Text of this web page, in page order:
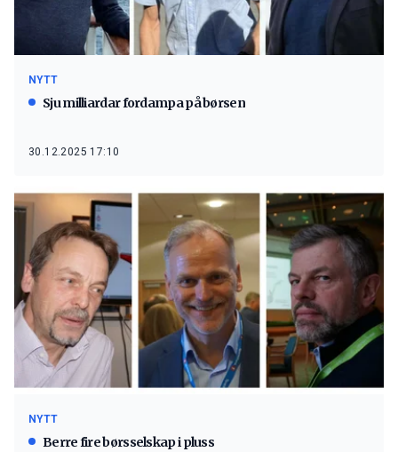
NYTT
Sju milliardar fordampa på børsen
30.12.2025 17:10
NYTT
Berre fire børsselskap i pluss